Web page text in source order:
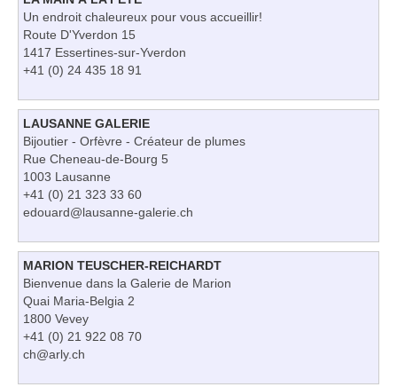
Un endroit chaleureux pour vous accueillir!
Route D'Yverdon 15
1417 Essertines-sur-Yverdon
+41 (0) 24 435 18 91
LAUSANNE GALERIE
Bijoutier - Orfèvre - Créateur de plumes
Rue Cheneau-de-Bourg 5
1003 Lausanne
+41 (0) 21 323 33 60
edouard@lausanne-galerie.ch
MARION TEUSCHER-REICHARDT
Bienvenue dans la Galerie de Marion
Quai Maria-Belgia 2
1800 Vevey
+41 (0) 21 922 08 70
ch@arly.ch